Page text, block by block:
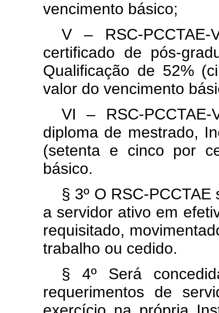
vencimento básico;
V – RSC-
certificado de pós-
Qualificação de 52%
valor do vencimento
VI – RSC-
diploma de mestrado,
(setenta e cinco por
básico.
§ 3º O RSC-
a servidor ativo em
requisitado,
trabalho ou cedido.
§ 4º Será
requerimentos de